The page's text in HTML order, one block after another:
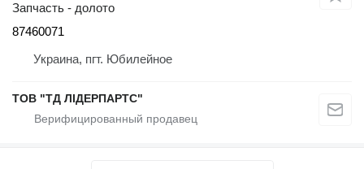
Запчасть - долото
87460071
Украина, пгт. Юбилейное
ТОВ "ТД ЛІДЕРПАРТС"